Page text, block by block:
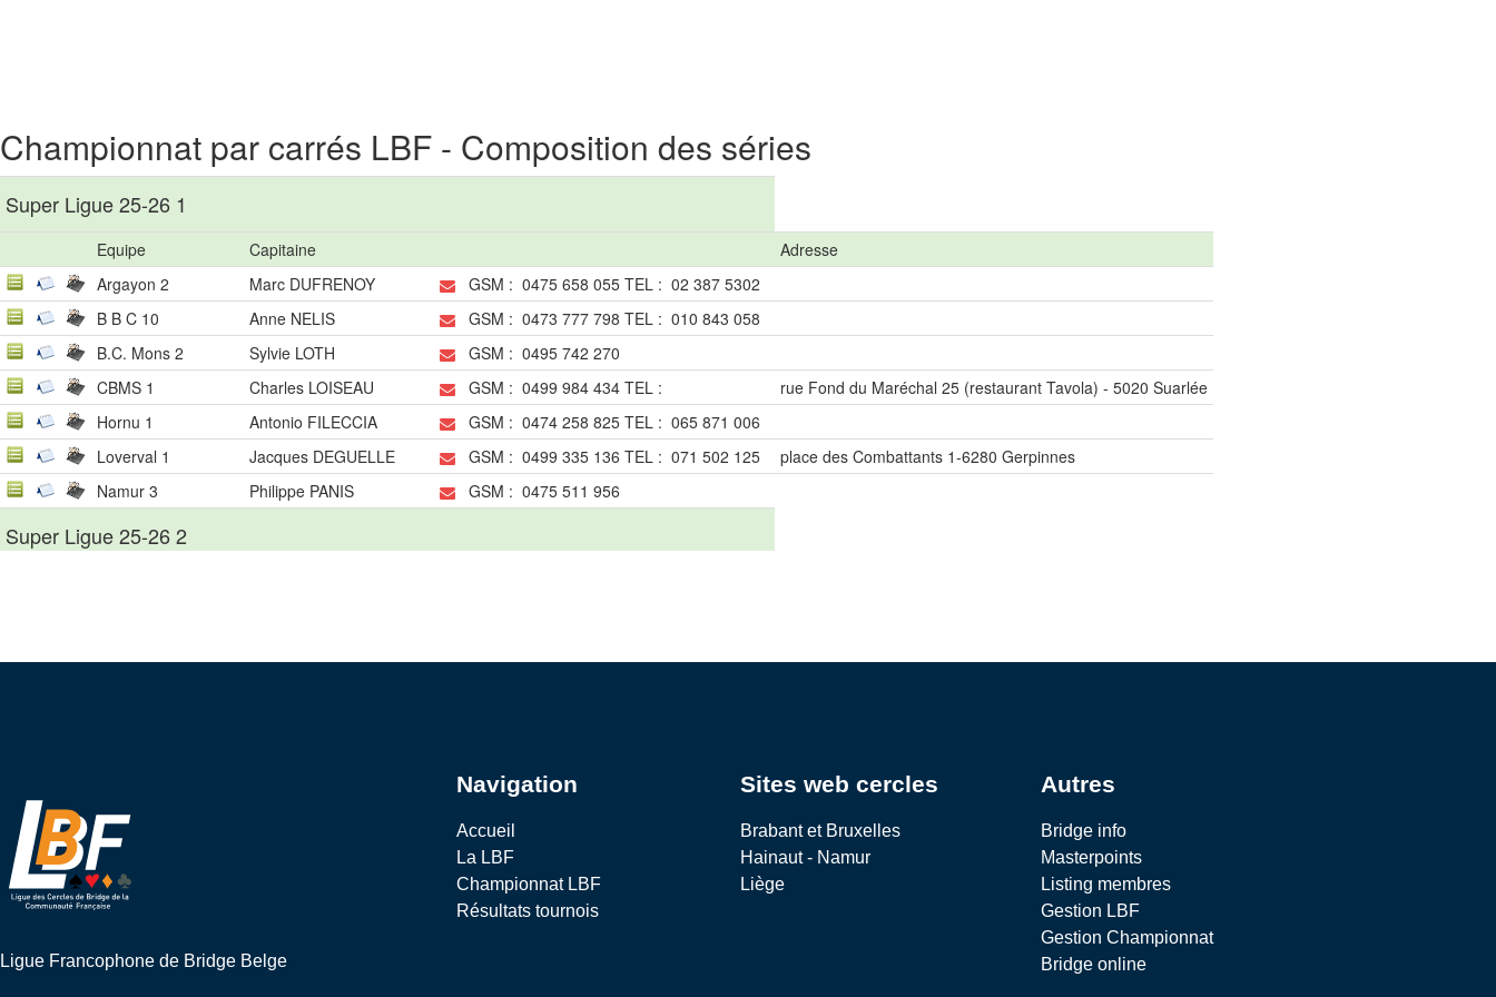
Ligue Francophone de Bridge Belge
Navigation
Accueil
La LBF
Championnat LBF
Résultats tournois
Sites web cercles
Brabant et Bruxelles
Hainaut - Namur
Liège
Autres
Bridge info
Masterpoints
Listing membres
Gestion LBF
Gestion Championnat
Bridge online